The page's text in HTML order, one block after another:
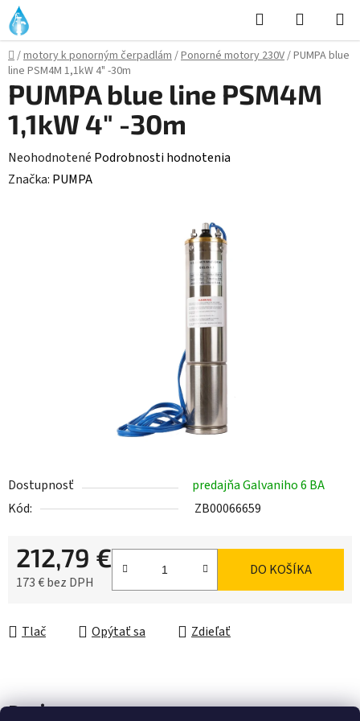
Prejsť
na
obsah
Hľadať
KOŠÍK
Domov
/motory k ponorným čerpadlám/Ponorné motory 230V/PUMPA blue
line PSM4M 1,1kW 4" -30m
Dostupnosť
predajňa Galvaniho 6 BA
Kód:
ZB00066659
212,79 €
173 € bez DPH
DO KOŠÍKA
Tlač Opýtať sa Zdieľať
PUMPA blue line PSM4M
1,1kW 4" -30m
Priemerné
hodnotenie
Neohodnotené Podrobnosti hodnotenia
Značka: PUMPA
Popis